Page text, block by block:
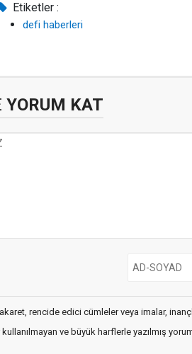
Etiketler :
defi haberleri
YORUM KAT
rencide edici cümleler veya imalar,
ve büyük harflerle yazılmış